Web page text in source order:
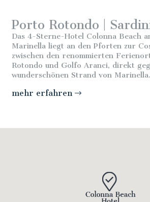
Porto Rotondo |
Das 4-Sterne-Hotel Colonna Beach
Marinella liegt an den Pforten zur
zwischen den renommierten
Rotondo und Golfo Aranci, direkt
wunderschönen Strand von Marinella.
mehr erfahren